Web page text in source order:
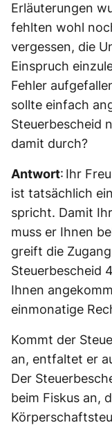
Erläuterungen
fehlten wohl
vergessen, die
Einspruch
Fehler
sollte einfach
Steuerbescheid
damit durch?
Antwort: Ihr
ist tatsächlich
spricht. Damit
muss er Ihnen
greift die
Steuerbescheid
Ihnen
einmonatige
Kommt der
an, entfaltet er
Der
beim Fiskus an,